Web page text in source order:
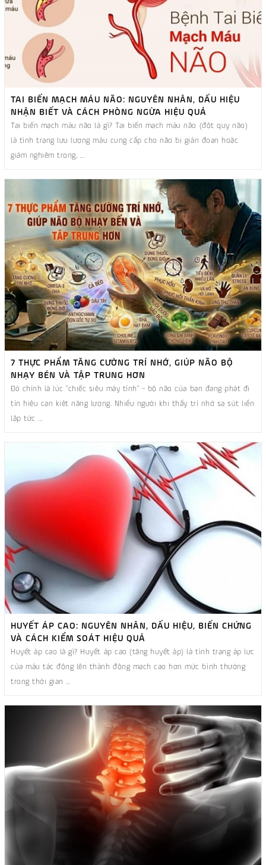
TAI BIẾN MẠCH MÁU NÃO: NGUYÊN NHÂN, DẤU HIỆU
NHẬN BIẾT VÀ CÁCH PHÒNG NGỪA HIỆU QUẢ
Tai biến mạch máu não là gì? Tai biến mạch máu não (đột quỵ não)
là tình trạng lưu lượng máu cung cấp cho não bị gián đoạn hoặc
giảm nghiêm trọng, ...
7 THỰC PHẨM TĂNG CƯỜNG TRÍ NHỚ, GIÚP NÃO BỘ
NHẠY BÉN VÀ TẬP TRUNG HƠN
Đó chính là lúc "chiếc siêu máy tính" – bộ não của bạn đang phát đi
tín hiệu cạn kiệt năng lượng. Nhiều người khi thấy trí nhớ sa sút liền
lập tức ...
HUYẾT ÁP CAO: NGUYÊN NHÂN, DẤU HIỆU, BIẾN CHỨNG
VÀ CÁCH KIỂM SOÁT HIỆU QUẢ
Huyết áp cao là gì? Huyết áp cao (tăng huyết áp) là tình trạng áp lực
của máu tác động lên thành động mạch cao hơn mức bình thường
trong thời gian ...